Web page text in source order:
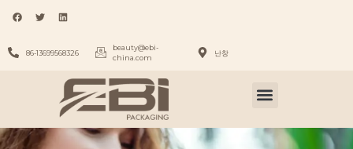
86-13699568326
beauty@ebi-
china.com
난창